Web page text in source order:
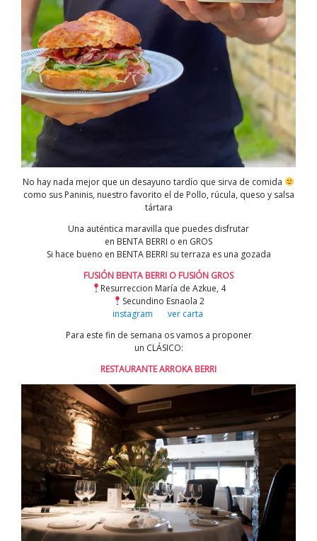
No hay nada mejor que un desayuno tardío que sirva de comida
como sus Paninis, nuestro favorito el de Pollo, rúcula, queso y salsa
tártara
Una auténtica maravilla que puedes disfrutar
en BENTA BERRI o en GROS
Si hace bueno en BENTA BERRI su terraza es una gozada
FUSIÓN BENTA BERRI O FUSIÓN GROS
Resurreccion María de Azkue, 4
Secundino Esnaola 2
instagram
ver carta
Para este fin de semana os vamos a proponer
un CLÁSICO:
RESTAURANTE ARROKA BERRI